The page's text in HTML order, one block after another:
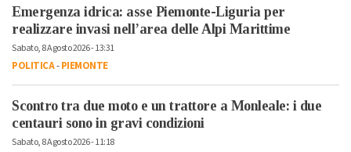
Emergenza idrica: asse Piemonte-Liguria per
realizzare invasi nell’area delle Alpi Marittime
Sabato, 8 Agosto 2026 - 13:31
POLITICA-PIEMONTE
Scontro tra due moto e un trattore a Monleale: i due
centauri sono in gravi condizioni
Sabato, 8 Agosto 2026 - 11:18